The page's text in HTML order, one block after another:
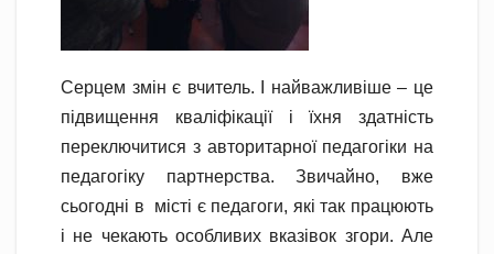
Серцем змін є вчитель. І найважливіше – це
підвищення кваліфікації і їхня здатність
переключитися з авторитарної педагогіки на
педагогіку партнерства. Звичайно, вже
сьогодні в місті є педагоги, які так працюють
і не чекають особливих вказівок згори. Але